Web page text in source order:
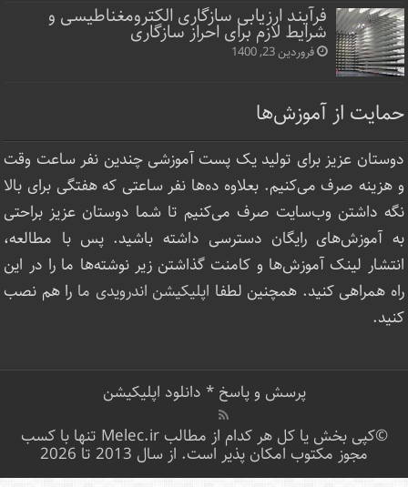
فرآیند ارزیابی سازگاری الکترومغناطیسی و
شرایط لازم برای احراز سازگاری
فروردین 23, 1400
حمایت از آموزش‌ها
دوستان عزیز برای تولید یک پست آموزشی چندین نفر ساعت‌ وقت
و هزینه صرف می‌کنیم. بعلاوه ده‌ها نفر ساعتی که هفتگی برای بالا
نگه داشتن وب‌سایت صرف ‌می‌کنیم تا شما دوستان عزیز براحتی
به آموزش‌های رایگان دسترسی داشته باشید. پس با مطالعه،
انتشار لینک‌ آموزش‌ها و کامنت گذاشتن زیر نوشته‌‌ها ما را در این
راه همراهی کنید. همچنین لطفا اپلیکیشن اندرویدی ما را هم نصب
کنید.
پرسش و پاسخ* دانلود اپلیکیشن
©کپی بخش یا کل هر کدام از مطالب Melec.ir تنها با کسب
مجوز مکتوب امکان پذیر است. از سال 2013 تا 2026